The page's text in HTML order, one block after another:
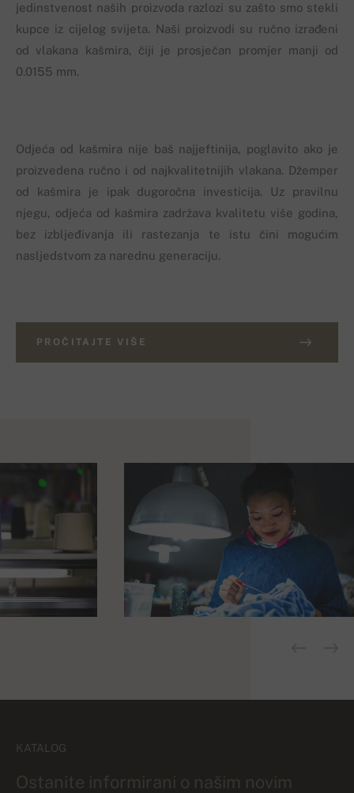
jedinstvenost naših proizvoda razlozi su zašto smo stekli
kupce iz cijelog svijeta. Naši proizvodi su ručno izrađeni
od vlakana kašmira, čiji je prosječan promjer manji od
0.0155 mm.
Odjeća od kašmira nije baš najjeftinija, poglavito ako je
proizvedena ručno i od najkvalitetnijih vlakana. Džemper
od kašmira je ipak dugoročna investicija. Uz pravilnu
njegu, odjeća od kašmira zadržava kvalitetu više godina,
bez izbljeđivanja ili rastezanja te istu čini mogućim
nasljedstvom za narednu generaciju.
PROČITAJTE VIŠE
KATALOG
Ostanite informirani o našim novim